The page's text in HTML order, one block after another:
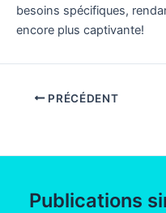
besoins spécifiques,
encore plus captivante!
PRÉCÉDENT
Publications